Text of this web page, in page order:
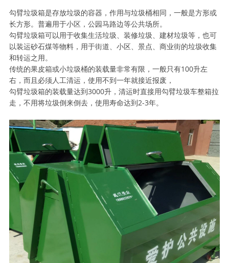
勾臂垃圾箱是存放垃圾的容器，作用与垃圾桶相同，一般是方形或
长方形。普遍用于小区，公园马路边等公共场所。
勾臂垃圾箱可以用于收集生活垃圾、装修垃圾、建材垃圾等，也可
以装运砂石煤等物料，用于街道、小区、景点、商业街的垃圾收集
和转运之用。
传统的果皮箱或小垃圾桶的装载量非常有限，一般只有100升左
右，而且必须人工清运，使用不到一年就接近报废，
勾臂垃圾箱的装载量达到3000升，清运时直接用勾臂垃圾车整箱拉
走，不用将垃圾倒来倒去，使用寿命达到2-3年。